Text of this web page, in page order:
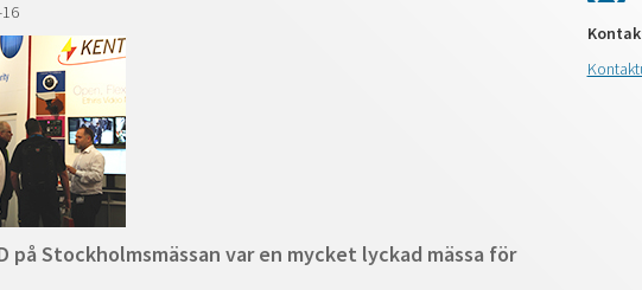
på Stockholmsmässan var en mycket lyckad mässa för